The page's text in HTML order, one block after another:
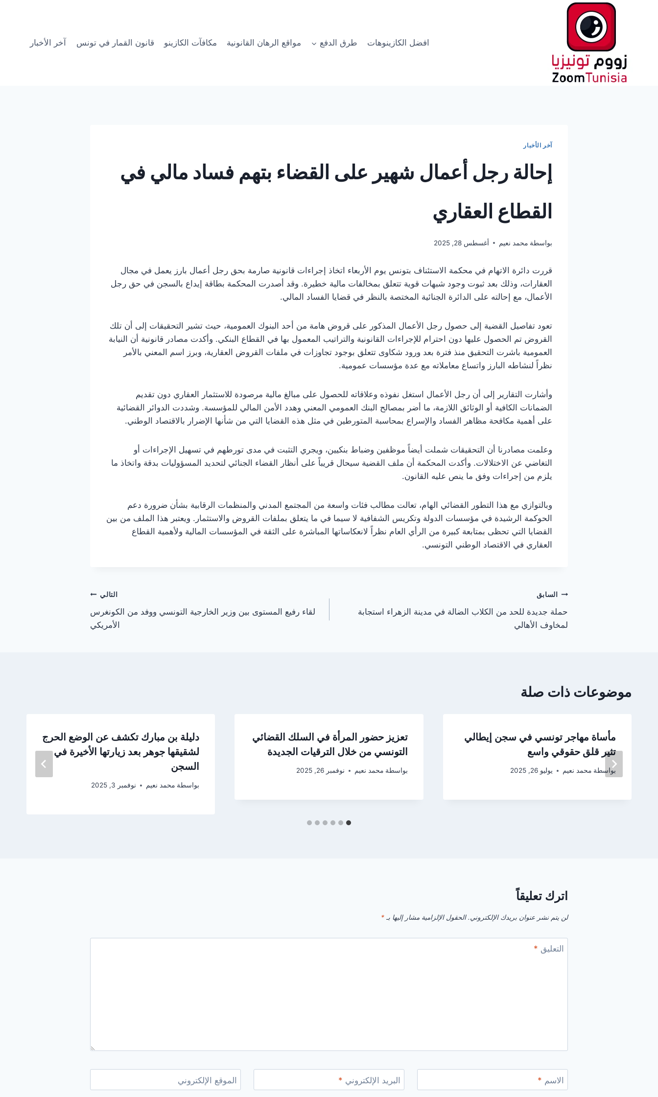
افضل الكازينوهات
طرق الدفع مواقع الرهان القانونية مكافآت الكازينو قانون القمار في تونس آخر الأخبار
آخر الأخبار
إحالة رجل أعمال شهير على القضاء بتهم فساد مالي في
القطاع العقاري
بواسطة محمد نعيم أغسطس 28, 2025
قررت دائرة الاتهام في محكمة الاستئناف بتونس يوم الأربعاء اتخاذ إجراءات قانونية صارمة بحق رجل أعمال بارز يعمل في مجال
العقارات، وذلك بعد ثبوت وجود شبهات قوية تتعلق بمخالفات مالية خطيرة. وقد أصدرت المحكمة بطاقة إيداع بالسجن في حق رجل
الأعمال، مع إحالته على الدائرة الجنائية المختصة بالنظر في قضايا الفساد المالي.
تعود تفاصيل القضية إلى حصول رجل الأعمال المذكور على قروض هامة من أحد البنوك العمومية، حيث تشير التحقيقات إلى أن تلك
القروض تم الحصول عليها دون احترام للإجراءات القانونية والتراتيب المعمول بها في القطاع البنكي. وأكدت مصادر قانونية أن النيابة
العمومية باشرت التحقيق منذ فترة بعد ورود شكاوى تتعلق بوجود تجاوزات في ملفات القروض العقارية، وبرز اسم المعني بالأمر
نظراً لنشاطه البارز واتساع معاملاته مع عدة مؤسسات عمومية.
وأشارت التقارير إلى أن رجل الأعمال استغل نفوذه وعلاقاته للحصول على مبالغ مالية مرصودة للاستثمار العقاري دون تقديم
الضمانات الكافية أو الوثائق اللازمة، ما أضر بمصالح البنك العمومي المعني وهدد الأمن المالي للمؤسسة. وشددت الدوائر القضائية
على أهمية مكافحة مظاهر الفساد والإسراع بمحاسبة المتورطين في مثل هذه القضايا التي من شأنها الإضرار بالاقتصاد الوطني.
وعلمت مصادرنا أن التحقيقات شملت أيضاً موظفين وضباط بنكيين، ويجري التثبت في مدى تورطهم في تسهيل الإجراءات أو
التغاضي عن الاختلالات. وأكدت المحكمة أن ملف القضية سيحال قريباً على أنظار القضاء الجنائي لتحديد المسؤوليات بدقة واتخاذ ما
يلزم من إجراءات وفق ما ينص عليه القانون.
وبالتوازي مع هذا التطور القضائي الهام، تعالت مطالب فئات واسعة من المجتمع المدني والمنظمات الرقابية بشأن ضرورة دعم
الحوكمة الرشيدة في مؤسسات الدولة وتكريس الشفافية لا سيما في ما يتعلق بملفات القروض والاستثمار. ويعتبر هذا الملف من بين
القضايا التي تحظى بمتابعة كبيرة من الرأي العام نظراً لانعكاساتها المباشرة على الثقة في المؤسسات المالية ولأهمية القطاع
العقاري في الاقتصاد الوطني التونسي.
تصفّح
المقالات
السابق
حملة جديدة للحد من الكلاب الضالة في مدينة الزهراء استجابة
لمخاوف الأهالي
التالي
لقاء رفيع المستوى بين وزير الخارجية التونسي ووفد من الكونغرس
الأمريكي
موضوعات ذات صلة
مأساة مهاجر تونسي في سجن إيطالي
تثير قلق حقوقي واسع
بواسطة محمد نعيم يوليو 26, 2025
تعزيز حضور المرأة في السلك القضائي
التونسي من خلال الترقيات الجديدة
بواسطة محمد نعيم نوفمبر 26, 2025
دليلة بن مبارك تكشف عن الوضع الحرج
لشقيقها جوهر بعد زيارتها الأخيرة في
السجن
بواسطة محمد نعيم نوفمبر 3, 2025
اترك تعليقاً
لن يتم نشر عنوان بريدك الإلكتروني. الحقول الإلزامية مشار إليها بـ *
التعليق *
الاسم * البريد الإلكتروني * الموقع الإلكتروني